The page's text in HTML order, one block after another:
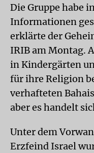
Die Gruppe habe
Informationen
erklärte der
IRIB am Montag.
in Kindergärten
für ihre Religion
verhafteten
aber es handelt
Unter dem
Erzfeind Israel